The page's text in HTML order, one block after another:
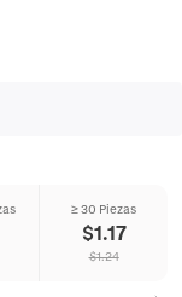
≥ 30 Piezas
$1.17
$1.24